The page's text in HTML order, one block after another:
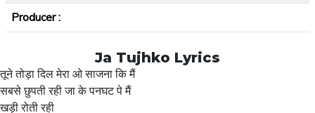
Producer :
Ja Tujhko Lyrics
तूने तोड़ा दिल मेरा ओ साजना कि मैं
सबसे छुपती रही जा के पनघट पे मैं
खड़ी रोती रही